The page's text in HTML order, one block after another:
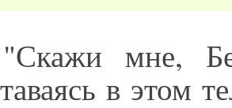
мне,
в этом